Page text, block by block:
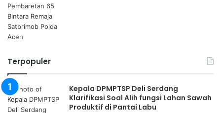
Terpopuler
Kepala DPMPTSP Deli Serdang
Klarifikasi Soal Alih fungsi Lahan Sawah
Produktif di Pantai Labu